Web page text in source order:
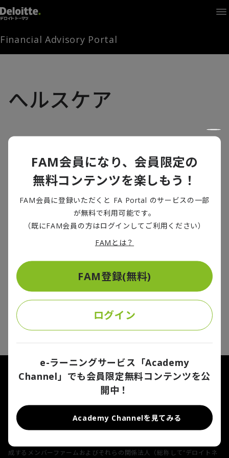
Home
Times
Channel
Library
お問い合わせ
FAMとは
FA Portal
FAM会員登録
Financial Advisory Portal
へルスケア
三方良しのヘルスケアサービスを社会実装
しよう
ライフサイエンス,日本新創造
で個人も社会も財政も良い方向に向かう。そんな三方良しのヘルスケア
サービスを社会実装するためのカギは、「地域発の多業種連携」にある
――。ヘルスケア産業に長く携わる伊東真史 デロイト トーマツ ファイナン
シャルアドバイザリー パートナーからの問題提起。
1
FA Portalについて
利用規約
Cookieに関する通知
Deloitte（デロイト）とは、Deloitte Touche Tohmatsu
Limited（“Deloitte Global”）、そのグローバルネットワーク組織を構
成するメンバーファームおよびそれらの関係法人（総称して“デロイトネ
FAM会員になり、会員限定の
無料コンテンツを楽しもう！
FAM会員に登録いただくと FA Portal のサービスの一部
が無料で利用可能です。
（既にFAM会員の方はログインしてご利用ください）
FAMとは？
FAM登録(無料)
ログイン
e-ラーニングサービス「Academy
Channel」でも会員限定無料コンテンツを公
開中！
Academy Channelを見てみる